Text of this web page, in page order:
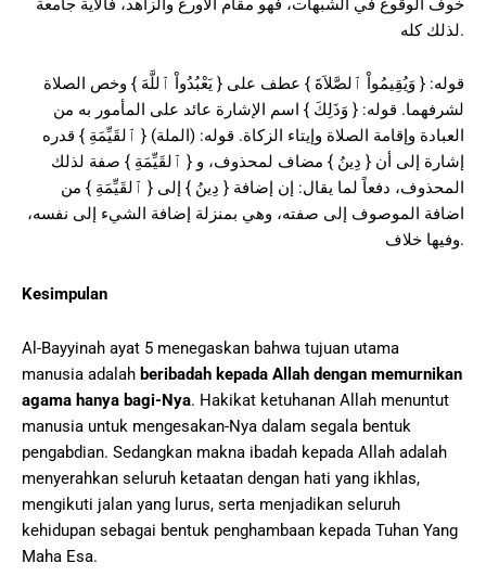
خوف الوقوع في الشبهات، فهو مقام الأورع والزاهد، فالآية جامعة
لذلك كله.
قوله: { وَيُقِيمُواْ ٱلصَّلاَةَ } عطف على { يَعْبُدُواْ ٱللَّهَ } وخص الصلاة
لشرفهما. قوله: { وَذَلِكَ } اسم الإشارة عائد على المأمور به من
العبادة وإقامة الصلاة وإيتاء الزكاة. قوله: (الملة) { ٱلقَيِّمَةِ } قدره
إشارة إلى أن { دِينُ } مضاف لمحذوف، و { ٱلقَيِّمَةِ } صفة لذلك
المحذوف، دفعاً لما يقال: إن إضافة { دِينُ } إلى { ٱلقَيِّمَةِ } من
اضافة الموصوف إلى صفته، وهي بمنزلة إضافة الشيء إلى نفسه،
وفيها خلاف.
Kesimpulan
Al-Bayyinah ayat 5 menegaskan bahwa tujuan utama
manusia adalah beribadah kepada Allah dengan memurnikan
agama hanya bagi-Nya. Hakikat ketuhanan Allah menuntut
manusia untuk mengesakan-Nya dalam segala bentuk
pengabdian. Sedangkan makna ibadah kepada Allah adalah
menyerahkan seluruh ketaatan dengan hati yang ikhlas,
mengikuti jalan yang lurus, serta menjadikan seluruh
kehidupan sebagai bentuk penghambaan kepada Tuhan Yang
Maha Esa.